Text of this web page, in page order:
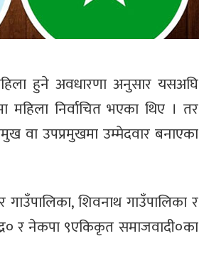
हुने अवधारणा अनुसार यसअघि
निर्वाचित भएका थिए । तर
वा उपप्रमुखमा उम्मेदवार बनाएका
गाउँपालिका, शिवनाथ गाउँपालिका र
र नेकपा ९एकिकृत समाजवादी०का